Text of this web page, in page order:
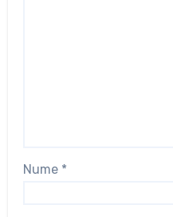
Nume *